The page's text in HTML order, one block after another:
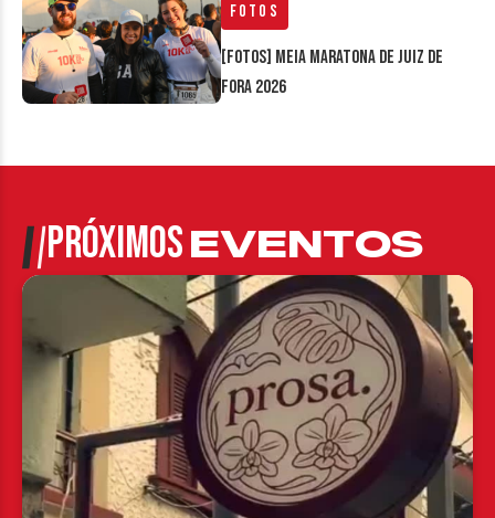
Fotos
[FOTOS] Meia Maratona de Juiz de
Fora 2026
PRÓXIMOSEVENTOS